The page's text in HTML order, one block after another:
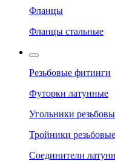
Фланцы
Фланцы стальные
Резьбовые фитинги
Футорки латунные
Угольники
Тройники резьбовые
Соединители